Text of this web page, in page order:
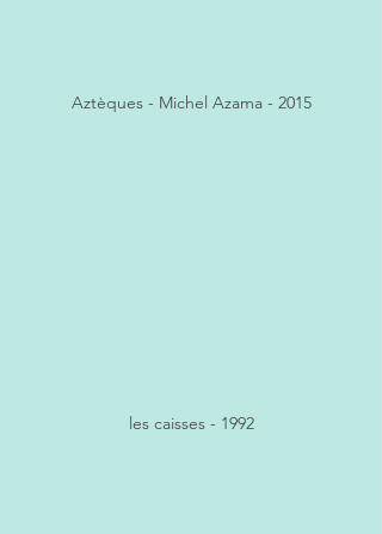
Aztèques - Michel Azama - 2015
les caisses - 1992